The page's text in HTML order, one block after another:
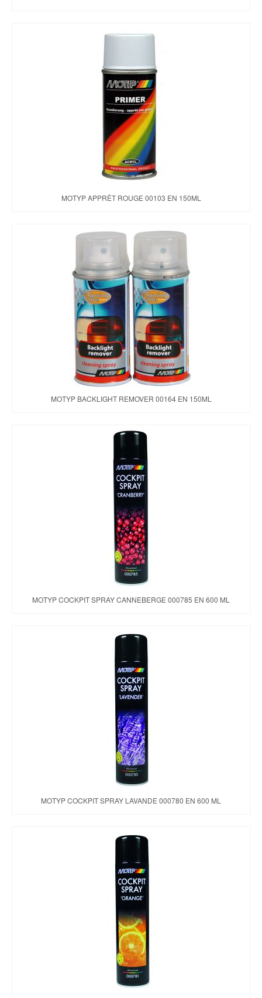
MOTYP APPRÊT ROUGE 00103 EN 150ML
MOTYP BACKLIGHT REMOVER 00164 EN 150ML
MOTYP COCKPIT SPRAY CANNEBERGE 000785 EN 600 ML
MOTYP COCKPIT SPRAY LAVANDE 000780 EN 600 ML